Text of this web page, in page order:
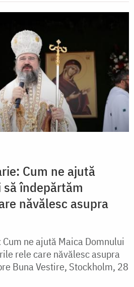
Cum ne ajută
să îndepărtăm
năvălesc asupra
ne ajută Maica Domnului
rele care năvălesc asupra
Buna Vestire, Stockholm, 28